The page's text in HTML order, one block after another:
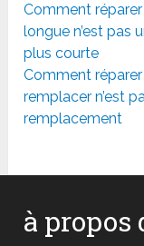
Comment réparer
longue n’est pas
plus courte
Comment réparer
remplacer n’est
remplacement
à propos